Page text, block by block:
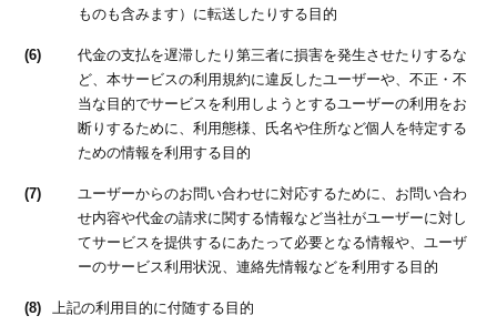
ものも含みます）に転送したりする目的
(6)
代金の支払を遅滞したり第三者に損害を発生させたりするな
ど、本サービスの利用規約に違反したユーザーや、不正・不
当な目的でサービスを利用しようとするユーザーの利用をお
断りするために、利用態様、氏名や住所など個人を特定する
ための情報を利用する目的
(7)
ユーザーからのお問い合わせに対応するために、お問い合わ
せ内容や代金の請求に関する情報など当社がユーザーに対し
てサービスを提供するにあたって必要となる情報や、ユーザ
ーのサービス利用状況、連絡先情報などを利用する目的
(8) 上記の利用目的に付随する目的